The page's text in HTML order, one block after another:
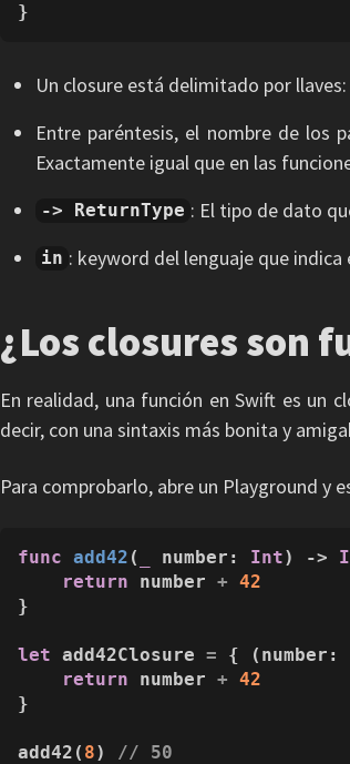
}
Un closure está delimitado por llaves:
Entre paréntesis, el nombre de los
Exactamente igual que en las
-> ReturnType : El tipo de dato
in : keyword del lenguaje que
¿Los closures son
En realidad, una función en Swift es un
decir, con una sintaxis más bonita y
Para comprobarlo, abre un Playground y
func add42 ( number : Int) ->
return number + 42
}
let add42Closure = { (number:
return number + 42
}
add42( 8) // 50